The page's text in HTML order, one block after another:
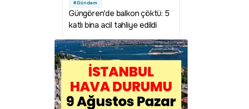
#Gündem
Güngören'de balkon çöktü: 5
katlı bina acil tahliye edildi